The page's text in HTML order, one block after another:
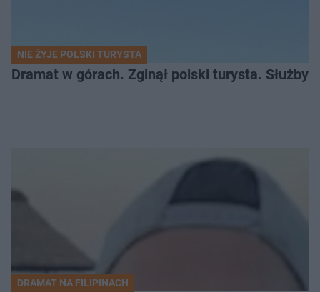
NIE ŻYJE POLSKI TURYSTA
Dramat w górach. Zginął polski turysta. Służby
DRAMAT NA FILIPINACH